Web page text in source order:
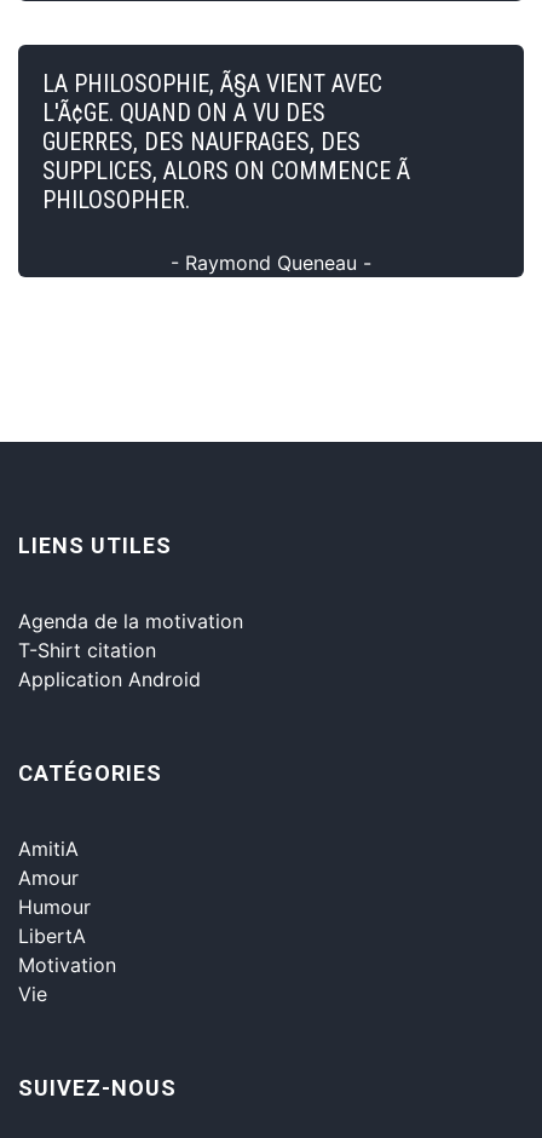
LA PHILOSOPHIE, Ã§A VIENT AVEC
L'Ã¢GE. QUAND ON A VU DES
GUERRES, DES NAUFRAGES, DES
SUPPLICES, ALORS ON COMMENCE Ã
PHILOSOPHER.
- Raymond Queneau -
LIENS UTILES
Agenda de la motivation
T-Shirt citation
Application Android
CATÉGORIES
AmitiA
Amour
Humour
LibertA
Motivation
Vie
SUIVEZ-NOUS